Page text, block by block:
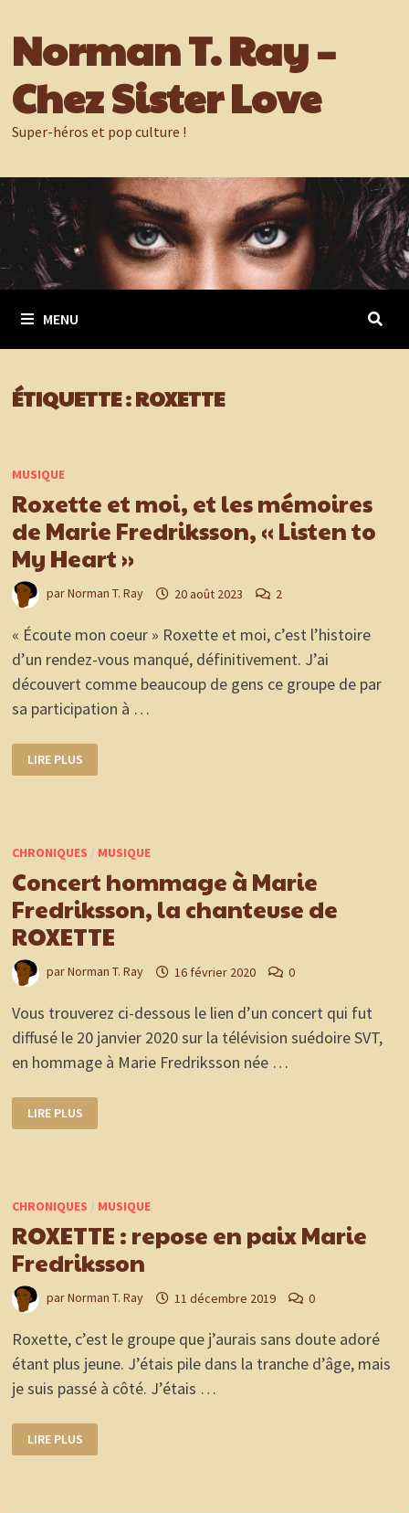
au
contenu
Norman T. Ray –
Chez Sister Love
Super-héros et pop culture !
MENU
ÉTIQUETTE :ROXETTE
MUSIQUE
Roxette et moi, et les mémoires
de Marie Fredriksson, « Listen to
My Heart »
parNorman T. Ray 20 août 2023 2
« Écoute mon coeur » Roxette et moi, c’est l’histoire
d’un rendez-vous manqué, définitivement. J’ai
découvert comme beaucoup de gens ce groupe de par
sa participation à …
ET
MOI,
FREDRIKSSON,
TO
MY
HEART »
LIRE PLUS
CHRONIQUES / MUSIQUE
Concert hommage à Marie
Fredriksson, la chanteuse de
ROXETTE
parNorman T. Ray 16 février 2020 0
Vous trouverez ci-dessous le lien d’un concert qui fut
diffusé le 20 janvier 2020 sur la télévision suédoire SVT,
en hommage à Marie Fredriksson née …
HOMMAGE
À
ROXETTE
LIRE PLUS
CHRONIQUES / MUSIQUE
ROXETTE : repose en paix Marie
Fredriksson
parNorman T. Ray 11 décembre 2019 0
Roxette, c’est le groupe que j’aurais sans doute adoré
étant plus jeune. J’étais pile dans la tranche d’âge, mais
je suis passé à côté. J’étais …
:
REPOSE
LIRE PLUS